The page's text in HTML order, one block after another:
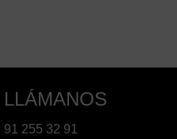
LLÁMANOS
91 255 32 91